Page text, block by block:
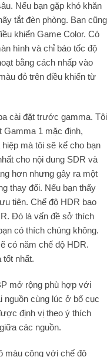
Nếu bạn gặp khó khăn
tắt đèn phòng. Bạn cũng
khiển Game Color. Có
hình và chỉ báo tốc độ
bằng cách nhấp vào
đỏ trên điều khiển từ
cài đặt trước gamma. Tôi
Gamma 1 mặc định,
mà tôi sẽ kể cho bạn
cho nội dung SDR và
hơn nhưng gây ra một
thay đổi. Nếu bạn thấy
tiên. Chế độ HDR bao
Đó là vấn đề sở thích
có thích chúng không.
có năm chế độ HDR.
nhất.
mở rộng phù hợp với
nguồn cùng lúc ở bố cục
định vị theo ý thích
các nguồn.
màu cộng với chế độ